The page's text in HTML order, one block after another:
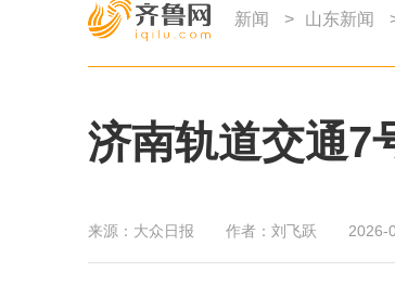
新闻 > 山东新闻
济南轨道交通7
来源： 大众日报 作者： 刘飞跃 2026-